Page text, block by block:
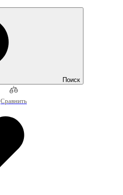
Поиск
Сравнить